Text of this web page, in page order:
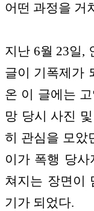
어떤 과정을 거
지난 6월 23일,
글이 기폭제가
온 이 글에는
망 당시 사진
히 관심을 모았
이가 폭행 당
쳐지는 장면이
기가 되었다.